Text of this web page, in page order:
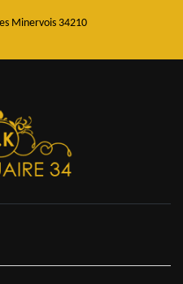
Minervois 34210